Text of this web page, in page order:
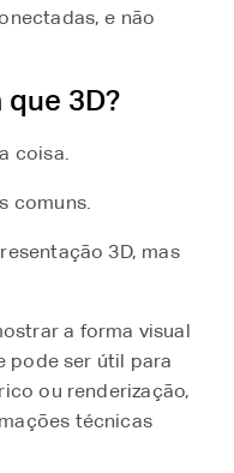
e não
que 3D?
coisa.
comuns.
3D, mas
a forma visual
pode ser útil para
ou renderização,
técnicas